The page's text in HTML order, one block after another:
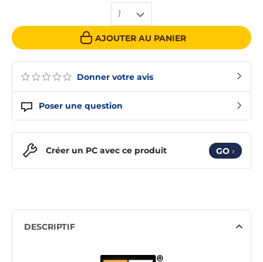
Donner votre avis
Poser une question
1
AJOUTER AU PANIER
Créer un PC avec ce produit GO ›
DESCRIPTIF